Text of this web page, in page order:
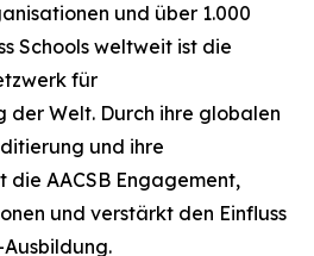
und über 1.000
Schools weltweit ist die
für
der Welt. Durch ihre globalen
und ihre
AACSB Engagement,
und verstärkt den Einfluss